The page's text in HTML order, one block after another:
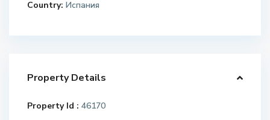
Country: Испания
Property Details
Property Id : 46170